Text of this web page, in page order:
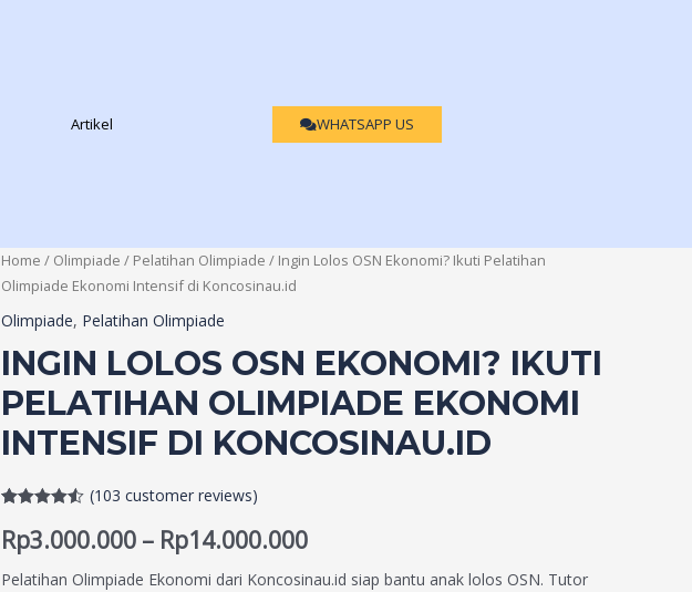
Artikel WHATSAPP US
Home / Olimpiade / Pelatihan Olimpiade / Ingin Lolos OSN Ekonomi? Ikuti Pelatihan
Olimpiade Ekonomi Intensif di Koncosinau.id
Olimpiade, Pelatihan Olimpiade
INGIN LOLOS OSN EKONOMI? IKUTI
PELATIHAN OLIMPIADE EKONOMI
INTENSIF DI KONCOSINAU.ID
out of 5
based on
ratings
(103 customer reviews)
Rp3.000.000 – Rp14.000.000
Pelatihan Olimpiade Ekonomi dari Koncosinau.id siap bantu anak lolos OSN. Tutor